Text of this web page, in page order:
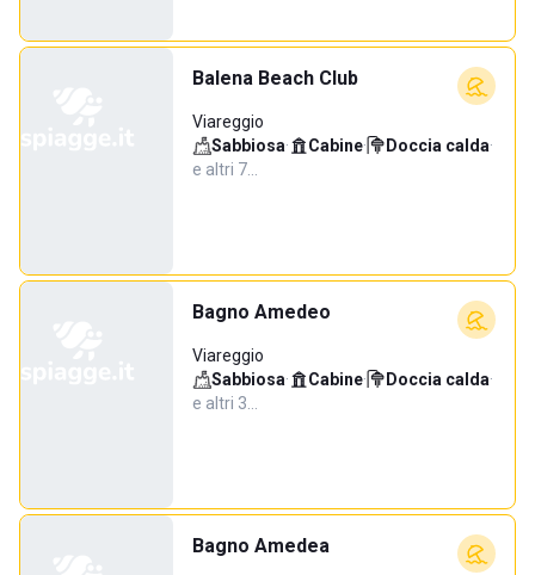
Balena Beach Club
Viareggio
Sabbiosa· Cabine· Doccia calda·
e altri 7…
Bagno Amedeo
Viareggio
Sabbiosa· Cabine· Doccia calda·
e altri 3…
Bagno Amedea